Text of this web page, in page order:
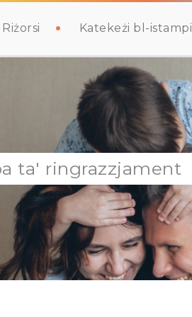
Riżorsi Katekeżi bl-istampi
ta' ringrazzjament